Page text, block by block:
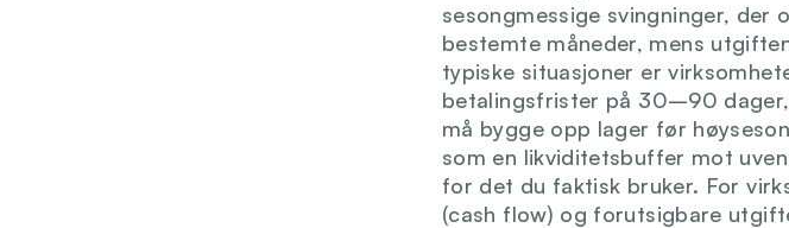
sesongmessige svingninger, der
bestemte måneder, mens
typiske situasjoner er
betalingsfrister på 30–90
må bygge opp lager før
som en likviditetsbuffer mot
for det du faktisk bruker. For
(cash flow) og forutsigbare